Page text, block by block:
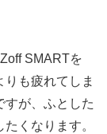
SMARTを
も疲れてしま
すが、ふとした
くなります。